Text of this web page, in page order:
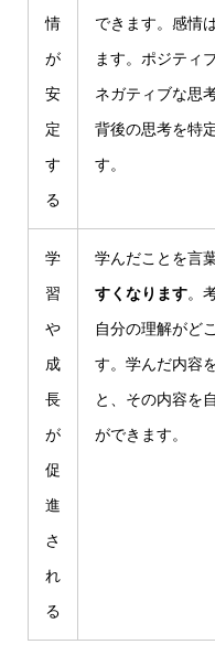
情
が
安
定
す
る
できます。感情
ます。ポジティ
ネガティブな思
背後の思考を特
す。
学
習
や
成
長
が
促
進
さ
れ
る
学んだことを言
すくなります。
自分の理解がど
す。学んだ内容
と、その内容を
ができます。